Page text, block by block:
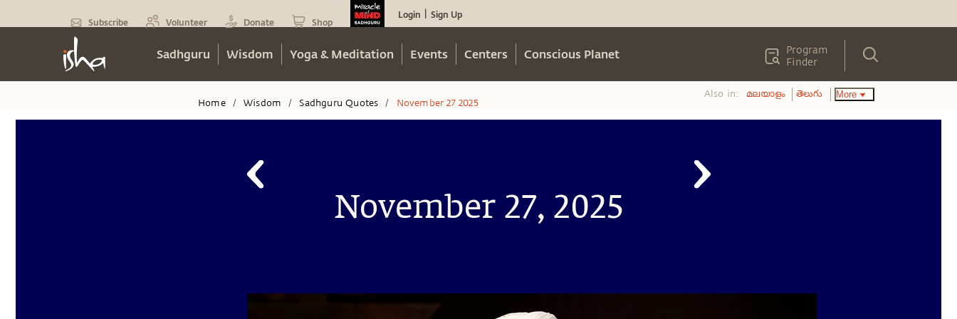
Subscribe Volunteer Donate Shop
Login Sign Up
Sadhguru Wisdom Yoga & Meditation Events Centers Conscious Planet
Program
Finder
Home / Wisdom / Sadhguru Quotes / November 27 2025
Also in: മലയാളം తెలుగు More
November 27, 2025